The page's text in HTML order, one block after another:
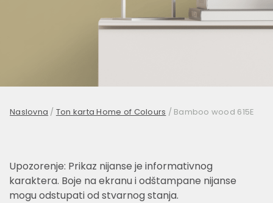
Naslovna / Ton karta Home of Colours / Bamboo wood 615E
Upozorenje: Prikaz nijanse je informativnog
karaktera. Boje na ekranu i odštampane nijanse
mogu odstupati od stvarnog stanja.